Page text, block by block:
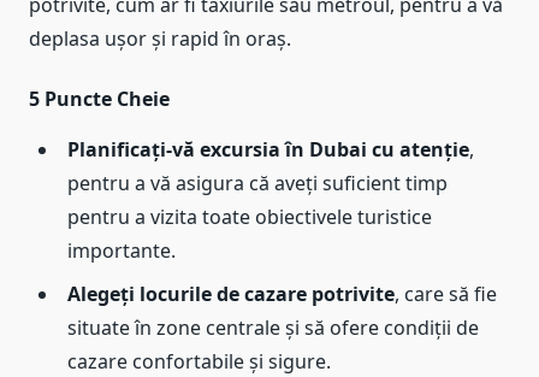
deplasa ușor și rapid în oraș.
5 Puncte Cheie
Planificați-vă excursia în Dubai cu atenție,
pentru a vă asigura că aveți suficient timp
pentru a vizita toate obiectivele turistice
importante.
Alegeți locurile de cazare potrivite, care să fie
situate în zone centrale și să ofere condiții de
cazare confortabile și sigure.